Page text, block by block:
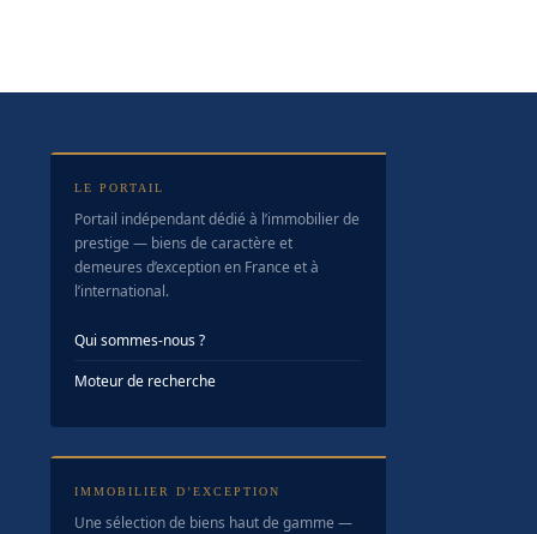
LE PORTAIL
Portail indépendant dédié à l’immobilier de
prestige — biens de caractère et
demeures d’exception en France et à
l’international.
Qui sommes-nous ?
Moteur de recherche
IMMOBILIER D’EXCEPTION
Une sélection de biens haut de gamme —